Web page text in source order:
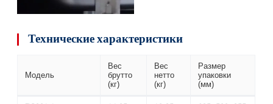
Технические характеристики
Модель
Вес
брутто
(кг)
Вес
нетто
(кг)
Размер
упаковки
(мм)